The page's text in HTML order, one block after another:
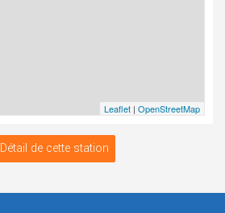
Leaflet | OpenStreetMap
Détail de cette station